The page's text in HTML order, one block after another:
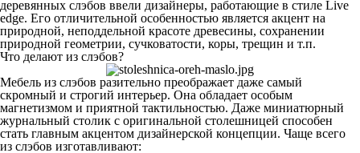
деревянных слэбов ввели дизайнеры, работающие в стиле Live
edge. Его отличительной особенностью является акцент на
природной, неподдельной красоте древесины, сохранении
природной геометрии, сучковатости, коры, трещин и т.п.
Что делают из слэбов?
Мебель из слэбов разительно преображает даже самый
скромный и строгий интерьер. Она обладает особым
магнетизмом и приятной тактильностью. Даже миниатюрный
журнальный столик с оригинальной столешницей способен
стать главным акцентом дизайнерской концепции. Чаще всего
из слэбов изготавливают: